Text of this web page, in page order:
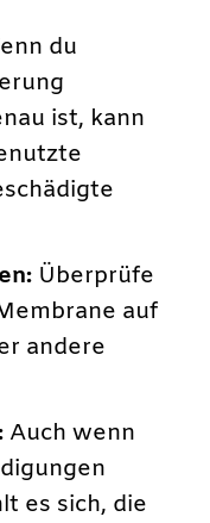
du
ist, kann
Überprüfe
auf
andere
Auch wenn
es sich, die